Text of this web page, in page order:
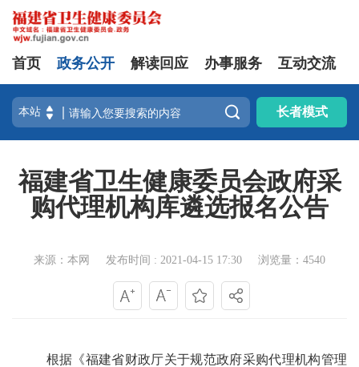
首页 政务公开 解读回应 办事服务 互动交流
 长者模式
福建省卫生健康委员会政府采
购代理机构库遴选报名公告
来源：本网 发布时间 : 2021-04-15 17:30 浏览量：4540
根据《福建省财政厅关于规范政府采购代理机构管理